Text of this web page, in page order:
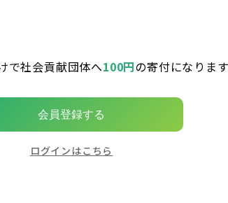
で社会貢献団体へ100円の寄付になりま
会員登録する
ログインはこちら